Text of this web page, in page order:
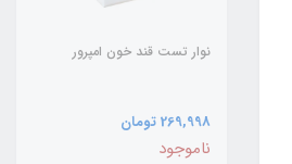
نوار تست قند خون امپرور
269,998 تومان
ناموجود